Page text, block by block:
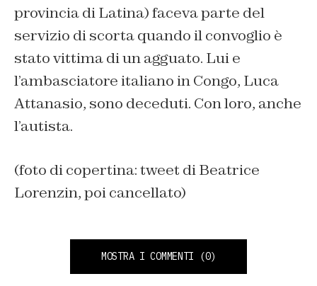
provincia di Latina) faceva parte del
servizio di scorta quando il convoglio è
stato vittima di un agguato. Lui e
l’ambasciatore italiano in Congo, Luca
Attanasio, sono deceduti. Con loro, anche
l’autista.
(foto di copertina: tweet di Beatrice
Lorenzin, poi cancellato)
MOSTRA I COMMENTI (0)